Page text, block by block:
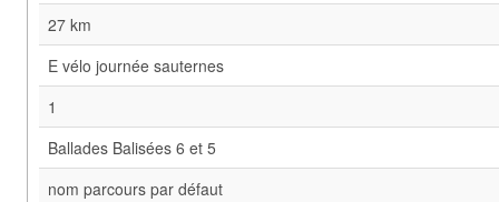
27 km
E vélo journée sauternes
1
Ballades Balisées 6 et 5
nom parcours par défaut